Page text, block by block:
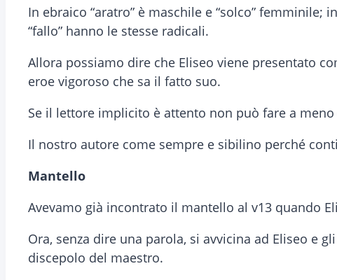
In ebraico “aratro” è maschile e “solco”
“fallo” hanno le stesse radicali.
Allora possiamo dire che Eliseo viene presentato
eroe vigoroso che sa il fatto suo.
Se il lettore implicito è attento non può fare a
Il nostro autore come sempre e sibilino perché
Mantello
Avevamo già incontrato il mantello al v13 quando
Ora, senza dire una parola, si avvicina ad Eliseo e
discepolo del maestro.